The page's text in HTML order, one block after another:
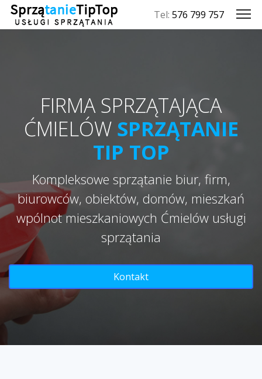
Tel: 576 799 757
FIRMA SPRZĄTAJĄCA
ĆMIELÓW SPRZĄTANIE
TIP TOP
Kompleksowe sprzątanie biur, firm,
biurowców, obiektów, domów, mieszkań
wpólnot mieszkaniowych Ćmielów usługi
sprzątania
Kontakt